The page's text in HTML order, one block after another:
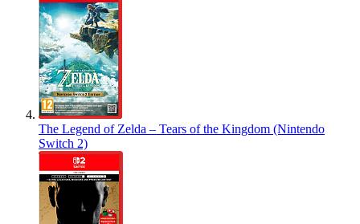
The Legend of Zelda – Tears of the Kingdom (Nintendo
Switch 2)